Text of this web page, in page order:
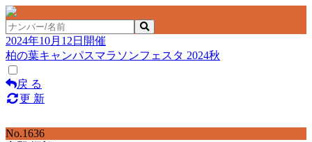
2024年10月12日開催
柏の葉キャンパスマラソンフェスタ 2024秋
戻 る
更 新
No.1636